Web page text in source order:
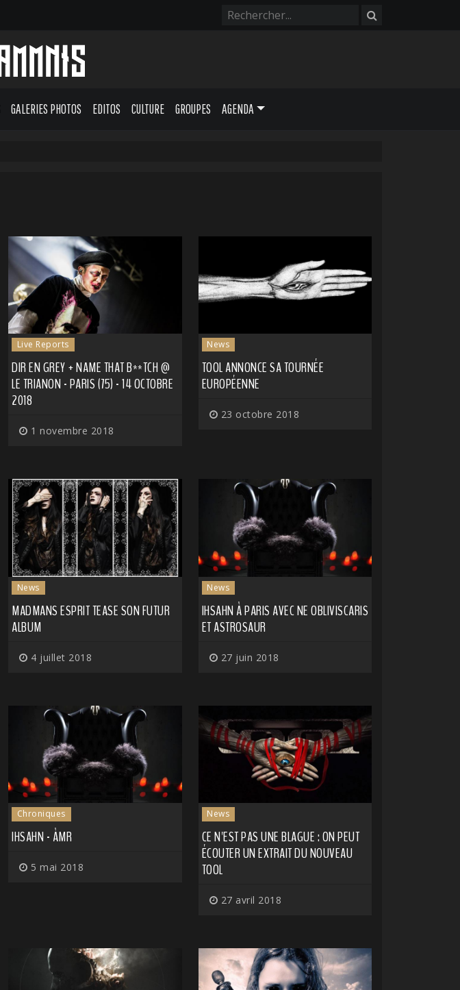
GALERIES PHOTOS EDITOS CULTURE GROUPES AGENDA
Live Reports
DIR EN GREY + NAME THAT B**TCH @
LE TRIANON - PARIS (75) - 14 OCTOBRE
2018
1 novembre 2018
News
TOOL ANNONCE SA TOURNÉE
EUROPÉENNE
23 octobre 2018
News
MADMANS ESPRIT TEASE SON FUTUR
ALBUM
4 juillet 2018
News
IHSAHN À PARIS AVEC NE OBLIVISCARIS
ET ASTROSAUR
27 juin 2018
Chroniques
IHSAHN - ÀMR
5 mai 2018
News
CE N'EST PAS UNE BLAGUE : ON PEUT
ÉCOUTER UN EXTRAIT DU NOUVEAU
TOOL
27 avril 2018